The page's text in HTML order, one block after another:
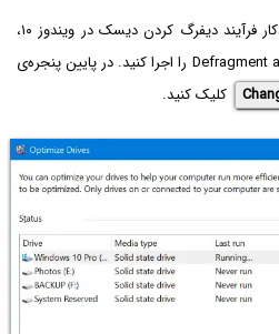
برای زمان‌بندی کردن و اجرای خودکار فرآیند دیفرگ کردن دیسک در ویندوز ۱۰،
مثل قبل ابزار Defragment and Optimize drives را اجرا کنید. در پایین پنجره‌ی
کلیک کنید.